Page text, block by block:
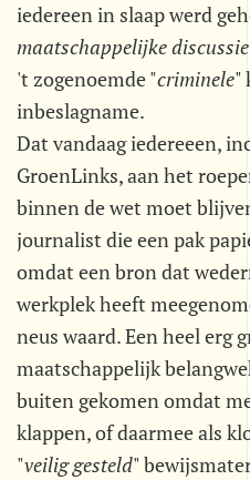
iedereen in slaap werd
maatschappelijke discussie
't zogenoemde "criminele"
inbeslagname.
Dat vandaag iedereeen,
GroenLinks, aan het
binnen de wet moet
journalist die een pak
omdat een bron dat
werkplek heeft
neus waard. Een heel erg
maatschappelijk
buiten gekomen omdat
klappen, of daarmee als
"veilig gesteld"